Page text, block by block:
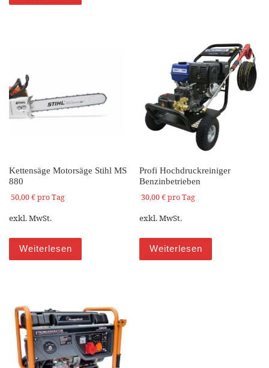
Kettensäge Motorsäge Stihl MS
880
50,00€pro Tag
exkl. MwSt.
Weiterlesen
Profi Hochdruckreiniger
Benzinbetrieben
30,00€pro Tag
exkl. MwSt.
Weiterlesen